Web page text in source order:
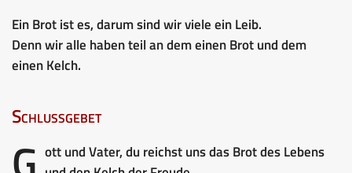
Ein Brot ist es, darum sind wir viele ein Leib.
Denn wir alle haben teil an dem einen Brot und dem
einen Kelch.
Schlussgebet
ott und Vater, du reichst uns das Brot des Lebens